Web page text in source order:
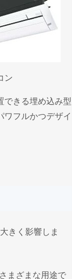
ン
できる埋め込み型
ワフルかつデザイ
きく影響しま
まざまな用途で